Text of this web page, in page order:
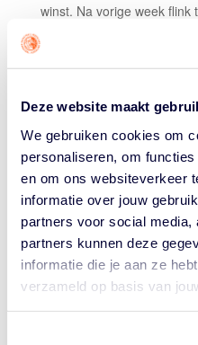
Deze website maakt
We gebruiken cookies om
personaliseren, om
en om ons websiteverkeer
informatie over jouw
partners voor social
partners kunnen deze
informatie die je aan ze
verzameld op basis van
winst. Na vorige week flink
Grasshoppers leken de
recht te hebben willen
start, gelukt.
Quinta van Schijndel
namelijk op achterstand.
maar Epiphanny Etienne
orde op zaken. Na het
het voordeel van TopKip,
om. Richelle van der Keijl
foto) en captain Charlotte
het meest, Phoenix Stotijn
Threat.